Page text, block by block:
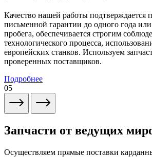
Качество нашей работы подтверждается
письменной гарантии до одного года
пробега, обеспечивается строгим
технологического процесса,
европейских станков. Используем
проверенных поставщиков.
Подробнее
05
Запчасти от ведущих
Осуществляем прямые поставки